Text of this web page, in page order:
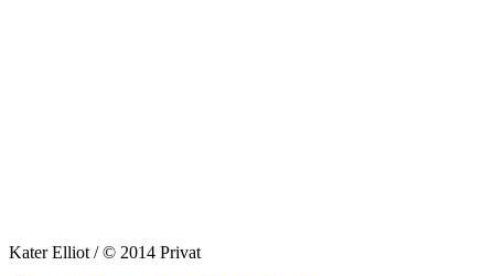
Kater Elliot / © 2014 Privat